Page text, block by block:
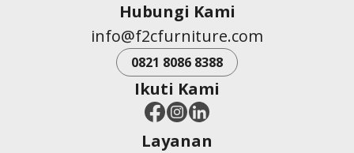
Hubungi Kami
info@f2cfurniture.com
0821 8086 8388
Ikuti Kami
Layanan